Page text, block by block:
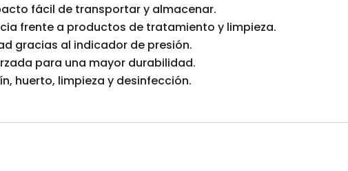
fácil de transportar y almacenar.
frente a productos de tratamiento y limpieza.
gracias al indicador de presión.
para una mayor durabilidad.
huerto, limpieza y desinfección.